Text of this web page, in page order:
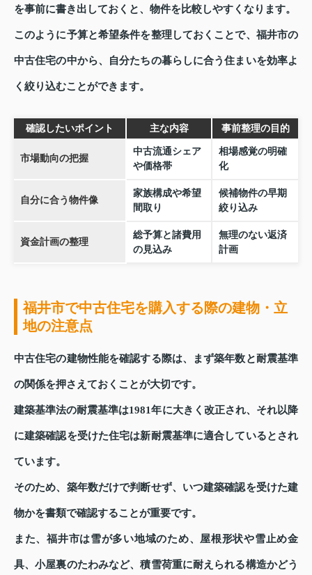
を事前に書き出しておくと、物件を比較しやすくなります。
このように予算と希望条件を整理しておくことで、福井市の
中古住宅の中から、自分たちの暮らしに合う住まいを効率よ
く絞り込むことができます。
確認したいポイント 主な内容 事前整理の目的
市場動向の把握
中古流通シェア
や価格帯
相場感覚の明確
化
自分に合う物件像
家族構成や希望
間取り
候補物件の早期
絞り込み
資金計画の整理
総予算と諸費用
の見込み
無理のない返済
計画
福井市で中古住宅を購入する際の建物・立
地の注意点
中古住宅の建物性能を確認する際は、まず築年数と耐震基準
の関係を押さえておくことが大切です。
建築基準法の耐震基準は1981年に大きく改正され、それ以降
に建築確認を受けた住宅は新耐震基準に適合しているとされ
ています。
そのため、築年数だけで判断せず、いつ建築確認を受けた建
物かを書類で確認することが重要です。
また、福井市は雪が多い地域のため、屋根形状や雪止め金
具、小屋裏のたわみなど、積雪荷重に耐えられる構造かどう